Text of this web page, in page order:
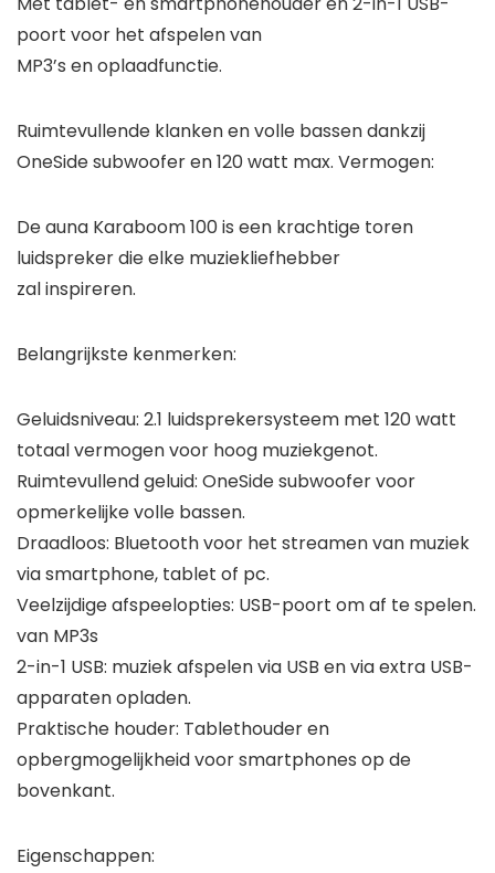
poort voor het afspelen van
MP3’s en oplaadfunctie.
Ruimtevullende klanken en volle bassen dankzij
OneSide subwoofer en 120 watt max. Vermogen:
De auna Karaboom 100 is een krachtige toren
luidspreker die elke muziekliefhebber
zal inspireren.
Belangrijkste kenmerken:
Geluidsniveau: 2.1 luidsprekersysteem met 120 watt
totaal vermogen voor hoog muziekgenot.
Ruimtevullend geluid: OneSide subwoofer voor
opmerkelijke volle bassen.
Draadloos: Bluetooth voor het streamen van muziek
via smartphone, tablet of pc.
Veelzijdige afspeelopties: USB-poort om af te spelen.
van MP3s
2-in-1 USB: muziek afspelen via USB en via extra USB-
apparaten opladen.
Praktische houder: Tablethouder en
opbergmogelijkheid voor smartphones op de
bovenkant.
Eigenschappen: